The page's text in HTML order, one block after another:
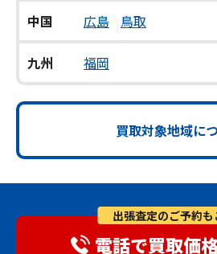
中国 広島 鳥取
九州 福岡
買取対象地域に
出張査定のご予約も
電話で買取価